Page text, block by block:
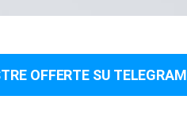
OFFERTE SU TELEGRAM